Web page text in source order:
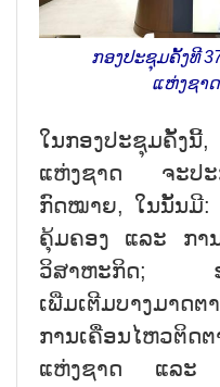
ກອງປະຊຸມຄັ້ງທີ
ແຫ່ງຊາດ
ໃນກອງປະຊຸມຄັ້
ແຫ່ງຊາດ ຈະປະກ
ກົດໝາຍ, ໃນນັ້ນມີ:
ຄຸ້ມຄອງ ແລະ ກາ
ວິສາຫະກິດ; ຮ່າ
ເພີ່ມເຕີມບາງມາດ
ການເຄື່ອນໄຫວຕິດ
ແຫ່ງຊາດ ແລະ